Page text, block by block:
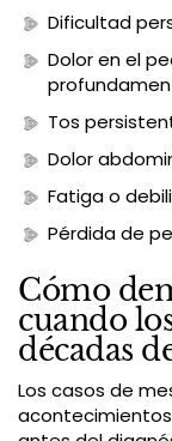
Dificultad
Dolor en el
Tos
Dolor
Fatiga o
Pérdida de
Cómo
cuando
décadas
Los casos de